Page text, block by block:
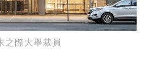
之際大舉裁員